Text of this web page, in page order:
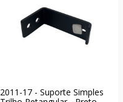
2011-17 - Suporte Simples